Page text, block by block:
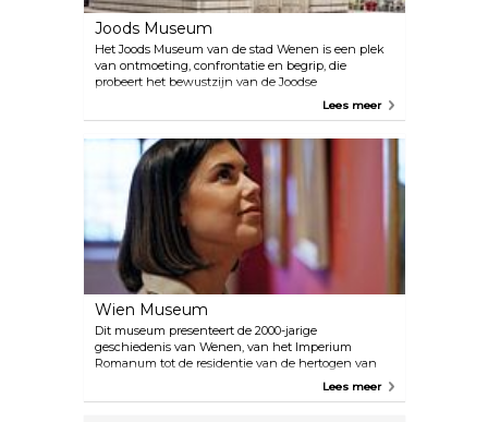
Joods Museum
Het Joods Museum van de stad Wenen is een plek
van ontmoeting, confrontatie en begrip, die
probeert het bewustzijn van de Joodse
geschiedenis, religie en cultuur te vergroten.
locaties en aan alle tijdelijke tentoonstellingen. Het
wordt sterk aanbevolen om de tour van tevoren te
boeken.
Lees meer
Wien Museum
Dit museum presenteert de 2000-jarige
geschiedenis van Wenen, van het Imperium
Romanum tot de residentie van de hertogen van
heerschappij tot op heden. De geschiedenis van de
Lees meer